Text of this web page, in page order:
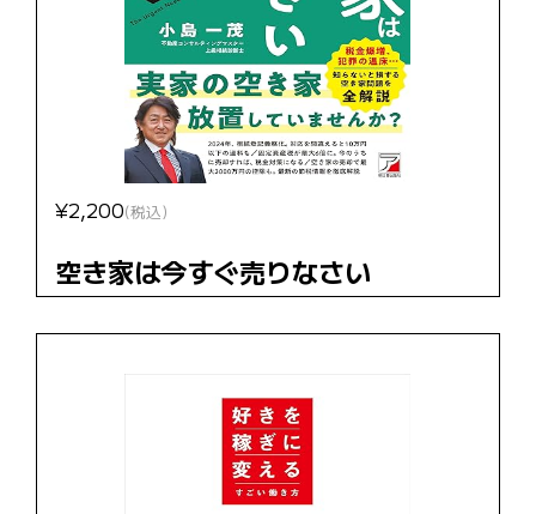
¥2,200(税込)
空き家は今すぐ売りなさい